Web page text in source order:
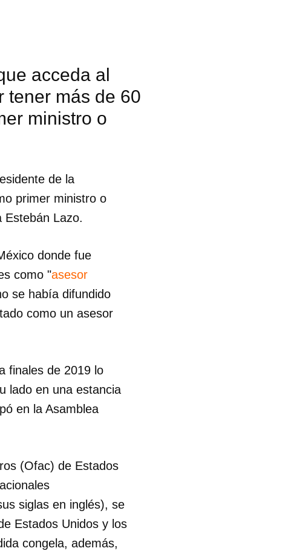
con tu
acceda al
tener más de 60
ministro o
de la
primer ministro o
Estebán Lazo.
donde fue
como "asesor
se había difundido
como un asesor
finales de 2019 lo
lado en una estancia
en la Asamblea
(Ofac) de Estados
siglas en inglés), se
Estados Unidos y los
congela, además,